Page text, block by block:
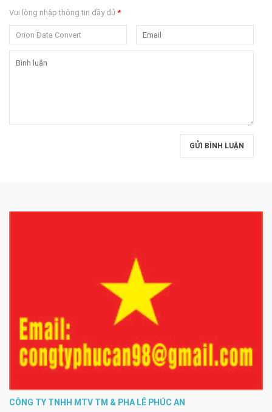
Vui lòng nhập thông tin đầy đủ *
GỬI BÌNH LUẬN
CÔNG TY TNHH MTV TM & PHA LÊ PHÚC AN